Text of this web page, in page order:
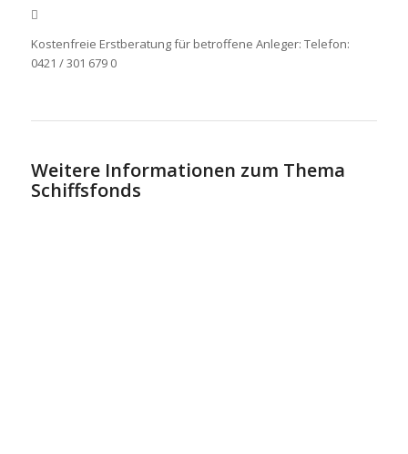
Kostenfreie Erstberatung für betroffene Anleger: Telefon:
0421 / 301 679 0
Weitere Informationen zum Thema
Schiffsfonds